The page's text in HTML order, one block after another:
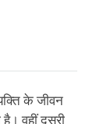
के जीवन
वहीं दूसरी